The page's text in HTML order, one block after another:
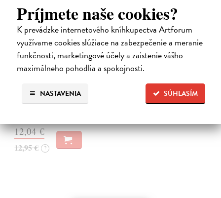
Príjmete naše cookies?
K prevádzke internetového kníhkupectva Artforum
využívame cookies slúžiace na zabezpečenie a meranie
funkčnosti, marketingové účely a zaistenie vášho
maximálneho pohodlia a spokojnosti.
SÚHLASÍM
NASTAVENIA
Lev, šatník a čarodejnica. Kroniky
Narnie (Ilustrované vydanie)
Lewis C.S.| Kniha
Prečítajte si obľúbenú časť úspešnej série Kroniky Narnie: Lev, šatník
a čarodejnica v novom ilustrovanom vydaní. V Európe zúri vojna a
rodičia posielajú svoje deti z Londýna na vidiek, aby ich chránili…
12,04 €
12,95 € ?